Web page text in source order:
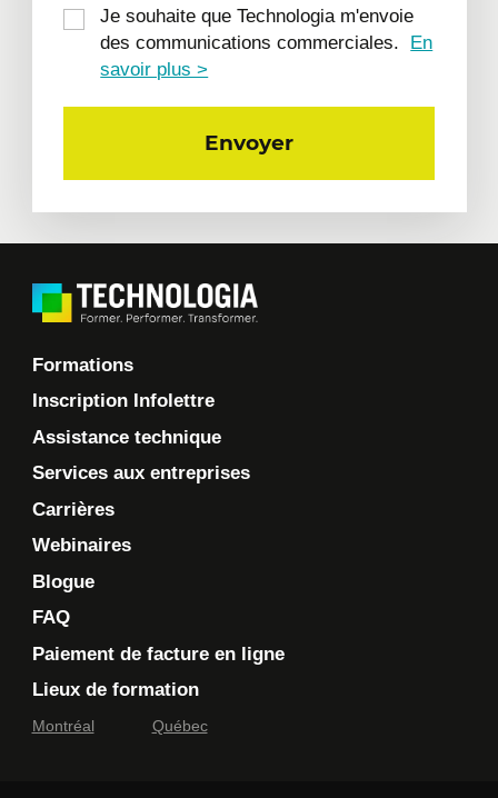
Je souhaite que Technologia m'envoie
des communications commerciales.
En
savoir plus >
Formations
Inscription Infolettre
Assistance technique
Services aux entreprises
Carrières
Webinaires
Blogue
FAQ
Paiement de facture en ligne
Lieux de formation
Montréal Québec